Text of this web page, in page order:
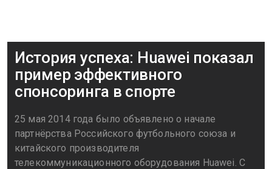
История успеха: Huawei показал
пример эффективного
спонсоринга в спорте
25 мая 2014 года было объявлено о начале
партнёрства Российского футбольного союза и
китайского производителя
телекоммуникационного оборудования Huawei. С